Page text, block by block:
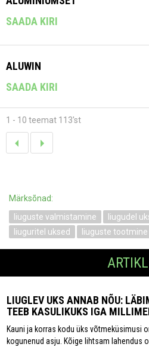
SAADA KIRI
ALUWIN
SAADA KIRI
1 - 10 teemat 113'st
Märksõnad:
liuguste valmistamine
liugudel
liuguritel uksed
liuguste tootmine
LIUGLEV UKS ANNAB NÕU:
TEEB KASULIKUKS IGA
Kauni ja korras kodu üks võtmeküsimusi
kogunenud asju. Kõige lihtsam lahendus